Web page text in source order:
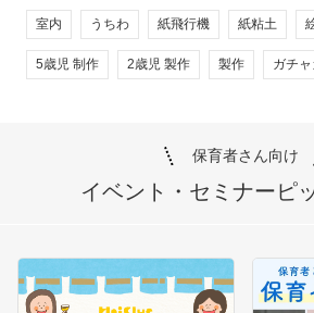
室内 うちわ 紙飛行機 紙粘土
5歳児 制作 2歳児 製作 製作 ガチ
保育者さん向け
イベント・セミナーピ